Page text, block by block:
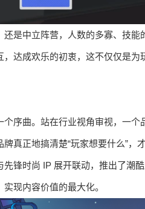
是中立阵营，人数的多寡、技能
达成欢乐的初衷，这不仅仅是为
序曲。站在行业视角审视，一
真正地搞清楚“玩家想要什么”
锋时尚 IP 展开联动，推出了潮
现内容价值的最大化。